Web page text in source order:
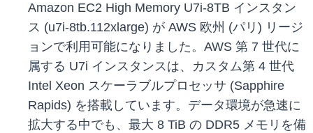
Amazon EC2 High Memory U7i-8TB インスタン
ス (u7i-8tb.112xlarge) が AWS 欧州 (パリ) リージ
ョンで利用可能になりました。AWS 第 7 世代に
属する U7i インスタンスは、カスタム第 4 世代
Intel Xeon スケーラブルプロセッサ (Sapphire
Rapids) を搭載しています。データ環境が急速に
拡大する中でも、最大 8 TiB の DDR5 メモリを備